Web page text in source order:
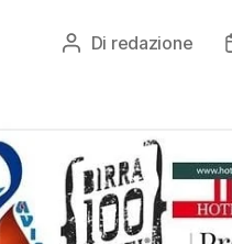
Autore
Di redazione